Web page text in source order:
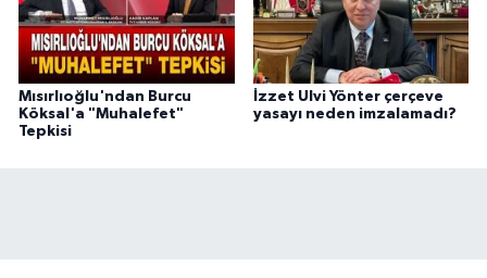
Mısırlıoğlu'ndan Burcu
Köksal'a "Muhalefet"
Tepkisi
İzzet Ulvi Yönter çerçeve
yasayı neden imzalamadı?